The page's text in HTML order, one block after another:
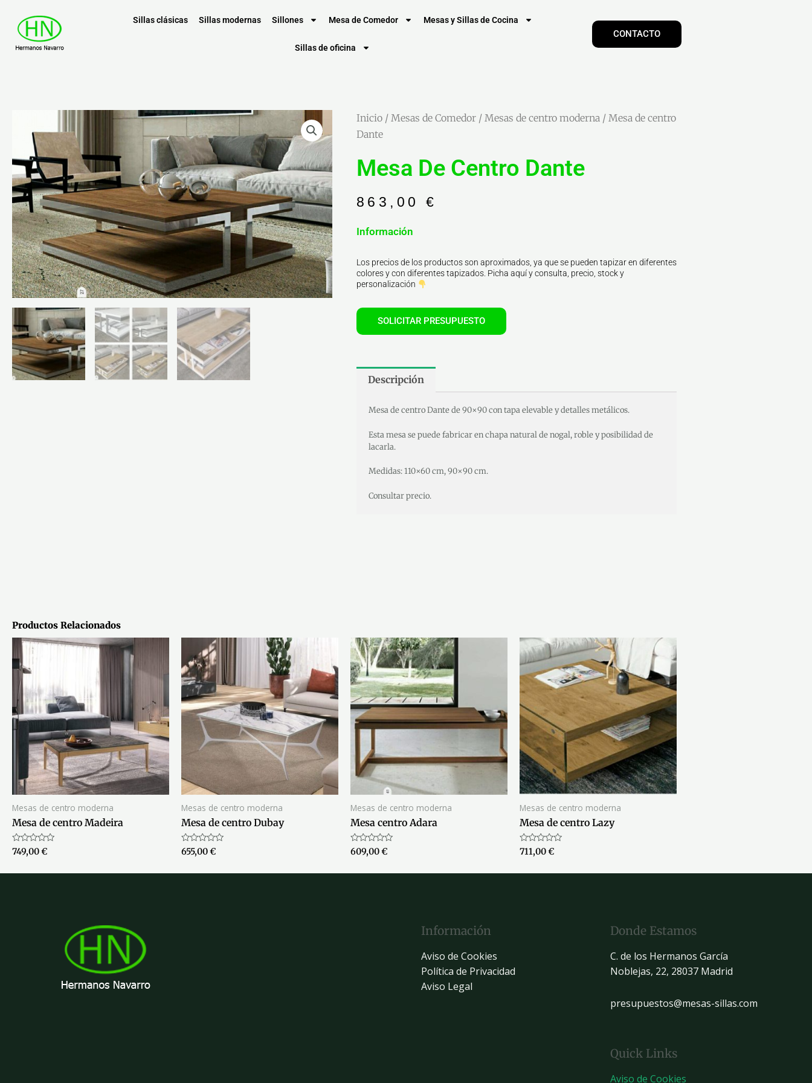
Sillas clásicas Sillas modernas Sillones Mesa de Comedor Mesas y Sillas de Cocina
Sillas de oficina
CONTACTO
Inicio / Mesas de Comedor / Mesas de centro moderna / Mesa de centro
Dante
Mesa De Centro Dante
863,00 €
Información
Los precios de los productos son aproximados, ya que se pueden tapizar en diferentes
colores y con diferentes tapizados. Picha aquí y consulta, precio, stock y
personalización
SOLICITAR PRESUPUESTO
Descripción
Mesa de centro Dante de 90×90 con tapa elevable y detalles metálicos.
Esta mesa se puede fabricar en chapa natural de nogal, roble y posibilidad de
lacarla.
Medidas: 110×60 cm, 90×90 cm.
Consultar precio.
Productos Relacionados
Mesas de centro moderna
Mesa de centro Madeira
Valorado
con
de
749,00€
Mesas de centro moderna
Mesa de centro Dubay
Valorado
con
de
655,00€
Mesas de centro moderna
Mesa centro Adara
Valorado
con
de
609,00€
Mesas de centro moderna
Mesa de centro Lazy
Valorado
de
711,00€
Información
Aviso de Cookies
Política de Privacidad
Aviso Legal
Donde Estamos
C. de los Hermanos García
Noblejas, 22, 28037 Madrid
presupuestos@mesas-sillas.com
Quick Links
Aviso de Cookies